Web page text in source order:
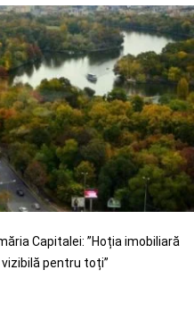
Capitalei: ”Hoția imobiliară
pentru toți”